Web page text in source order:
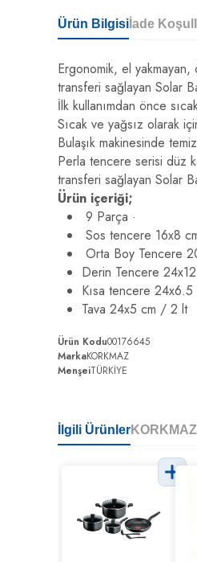
Ürün Bilgisi İade
Ergonomik, el
transferi sağlayan Solar
İlk kullanımdan önce
Sıcak ve yağsız olarak
Bulaşık makinesinde
Perla tencere serisi düz
transferi sağlayan Solar
Ürün içeriği;
9 Parça ·
Sos tencere 16x8
Orta Boy
Derin Tencere
Kısa tencere
Tava 24x5 cm / 2 lt
Ürün Kodu00176645
MarkaKORKMAZ
MenşeiTÜRKİYE
İlgili Ürünler